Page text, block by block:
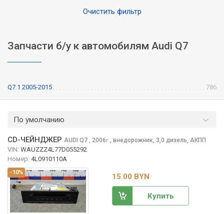
Очистить фильтр
Запчасти б/у к автомобилям Audi Q7
Q7 1 2005-2015 786
По умолчанию
-10%
CD-ЧЕЙНДЖЕР AUDI Q7 , 2006г., внедорожник, 3,0 дизель, АКПП
VIN: WAUZZZ4L77D055292
Номер: 4L0910110A
15.00 BYN
Купить